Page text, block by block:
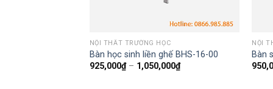
NỘI THẤT TRƯỜNG HỌC
Bàn học sinh liền ghế BHS-16-00
925,000₫– 1,050,000₫
NỘI
Bàn